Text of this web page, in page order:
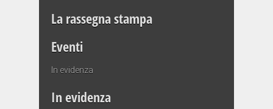
La rassegna stampa
Eventi
In evidenza
In evidenza